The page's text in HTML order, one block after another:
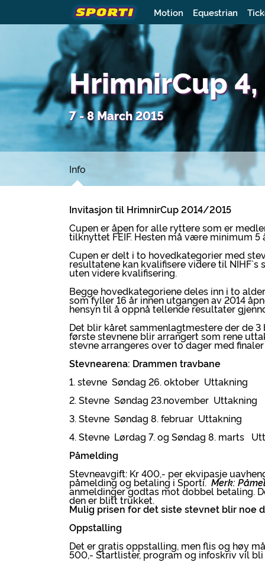
Motion Equestrian
HrimnirCup
7 - 8 March 2015
Info
Invitasjon til HrimnirCup 2014/2015
Cupen er åpen for alle ryttere som er
tilknyttet FEIF. Hesten må være minimum
Cupen er delt i to hovedkategorier med
resultatene kan kvalifisere videre til
uten videre kvalifisering.
Begge hovedkategoriene deles inn i to
som fyller 16 år innen utgangen av 2014
hensyn til å oppnå tellende resultater
Det blir kåret sammenlagtmestere der de
første stevnene blir arrangert som rene
stevne arrangeres over to dager med
Stevnearena: Drammen travbane
1. stevne Søndag 26. oktober Uttakning
2. Stevne Søndag 23.november Uttakning
3. Stevne Søndag 8. februar Uttakning
4. Stevne Lørdag 7. og Søndag 8. marts
Påmelding
Stevneavgift: Kr 400,- per ekvipasje
påmelding og betaling i Sporti. Merk:
anmeldinger godtas mot dobbel betaling.
den er blitt trukket.
Mulig prisen for det siste stevnet blir noe
Oppstalling
Det er gratis oppstalling, men flis og høy
500,- Startlister, program og infoskriv vil